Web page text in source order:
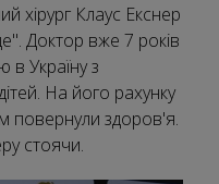
хірург Клаус Екснер
Доктор вже 7 років
в Україну з
На його рахунку
повернули здоров'я.
стоячи.